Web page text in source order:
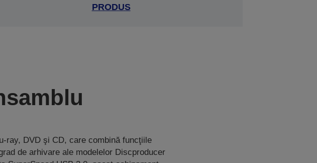
PRODUS
ray, DVD şi CD, care combină funcţiile
de arhivare ale modelelor Discproducer